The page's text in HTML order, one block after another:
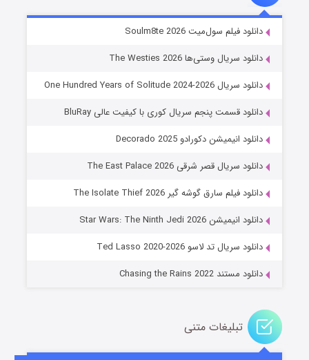
خاندان اژدها فصل ۳
قسمت ۱۴ (زیرنویس)
دانلود فیلم سول‌میت Soulm8te 2026
دانلود سریال وستی‌ها The Westies 2026
دانلود سریال One Hundred Years of Solitude 2024-2026
دانلود قسمت پنجم سریال کوری با کیفیت عالی BluRay
دانلود انیمیشن دکورادو Decorado 2025
دانلود سریال قصر شرقی The East Palace 2026
دانلود فیلم سارق گوشه گیر The Isolate Thief 2026
دانلود انیمیشن Star Wars: The Ninth Jedi 2026
دانلود سریال تد لاسو Ted Lasso 2020-2026
دانلود مستند Chasing the Rains 2022
تبلیغات متنی